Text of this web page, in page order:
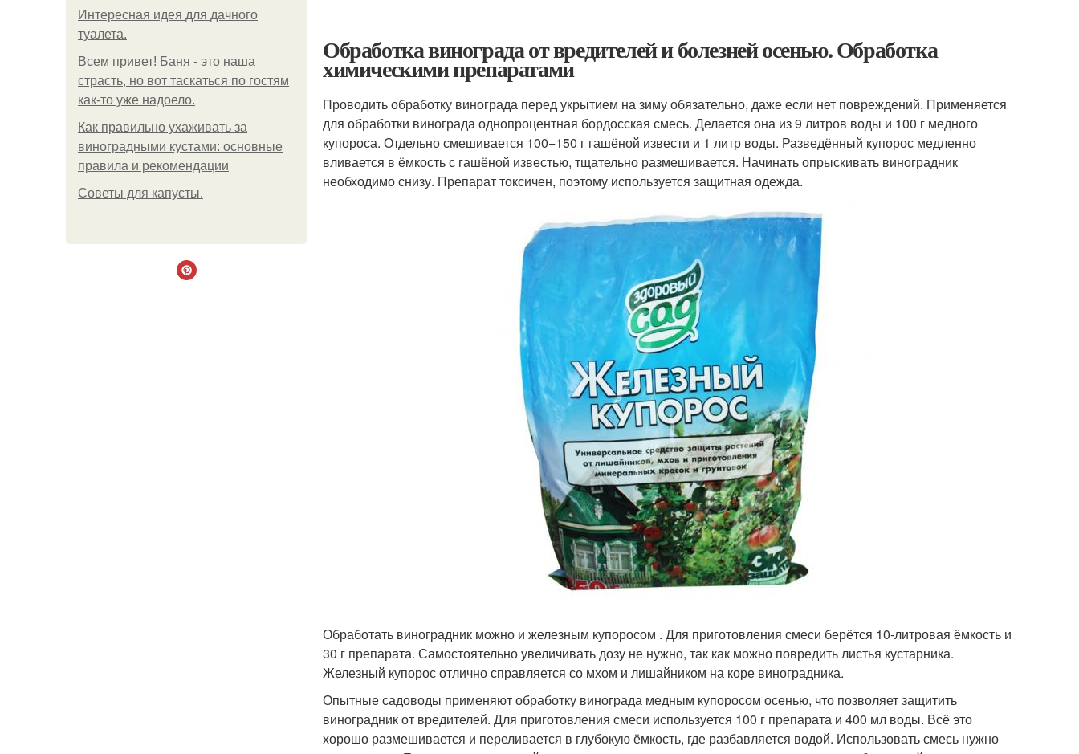
Интересная идея для дачного
туалета.
Всем привет! Баня - это наша
страсть, но вот таскаться по гостям
как-то уже надоело.
Как правильно ухаживать за
виноградными кустами: основные
правила и рекомендации
Советы для капусты.
Обработка винограда от вредителей и болезней осенью. Обработка
химическими препаратами
Проводить обработку винограда перед укрытием на зиму обязательно, даже если нет повреждений. Применяется
для обработки винограда однопроцентная бордосская смесь. Делается она из 9 литров воды и 100 г медного
купороса. Отдельно смешивается 100−150 г гашёной извести и 1 литр воды. Разведённый купорос медленно
вливается в ёмкость с гашёной известью, тщательно размешивается. Начинать опрыскивать виноградник
необходимо снизу. Препарат токсичен, поэтому используется защитная одежда.
Обработать виноградник можно и железным купоросом . Для приготовления смеси берётся 10-литровая ёмкость и
30 г препарата. Самостоятельно увеличивать дозу не нужно, так как можно повредить листья кустарника.
Железный купорос отлично справляется со мхом и лишайником на коре виноградника.
Опытные садоводы применяют обработку винограда медным купоросом осенью, что позволяет защитить
виноградник от вредителей. Для приготовления смеси используется 100 г препарата и 400 мл воды. Всё это
хорошо размешивается и переливается в глубокую ёмкость, где разбавляется водой. Использовать смесь нужно